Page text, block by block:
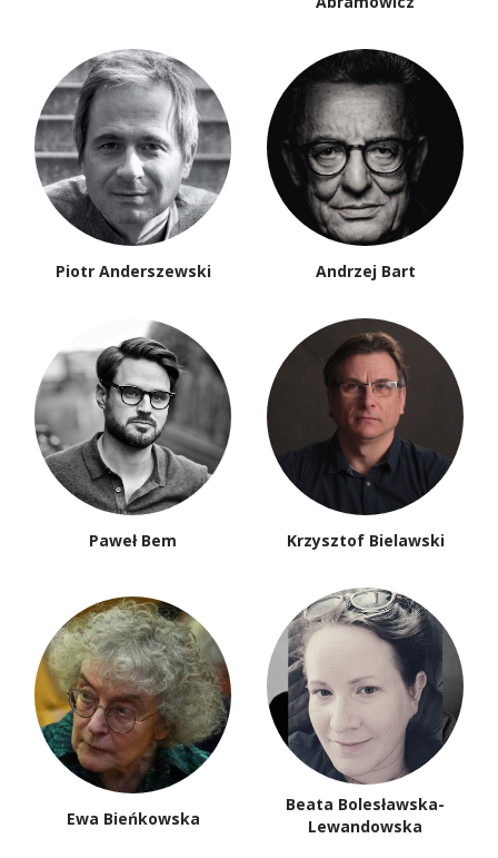
Piotr Anderszewski Andrzej Bart
Paweł Bem Krzysztof Bielawski
Ewa Bieńkowska
Beata Bolesławska-
Lewandowska